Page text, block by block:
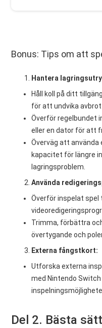
Bonus: Tips om att
Hantera
Håll koll på ditt
för att undvika
Överför regelbundet
eller en dator för att
Överväg att använda
kapacitet för längre
lagringsproblem.
Använda
Överför inspelat spel
Trimma, förbättra
övertygande och
Externa fångstkort:
Utforska externa
med Nintendo
Del 2. Bästa